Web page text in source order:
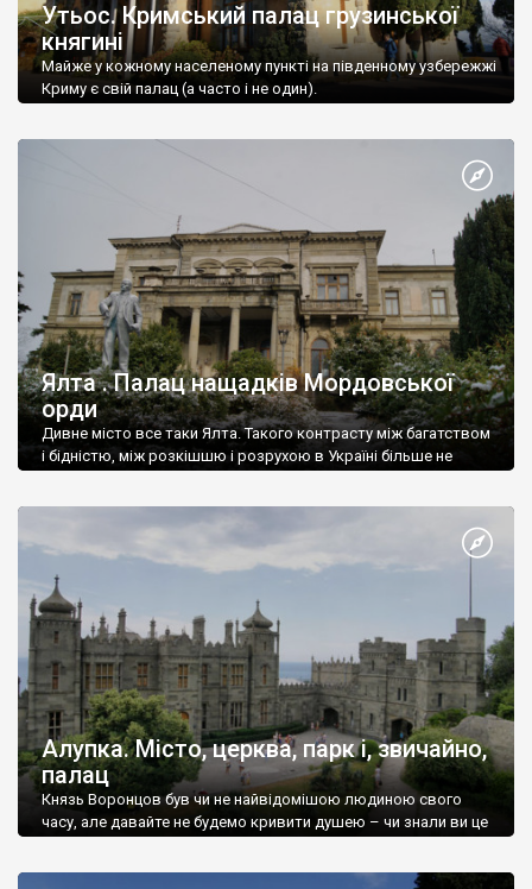
Утьос. Кримський палац грузинської
княгині
Майже у кожному населеному пункті на південному узбережжі
Криму є свій палац (а часто і не один).
Ялта . Палац нащадків Мордовської
орди
Дивне місто все таки Ялта. Такого контрасту між багатством
і бідністю, між розкішшю і розрухою в Україні більше не
Алупка. Місто, церква, парк і, звичайно,
палац
Князь Воронцов був чи не найвідомішою людиною свого
часу, але давайте не будемо кривити душею – чи знали ви це